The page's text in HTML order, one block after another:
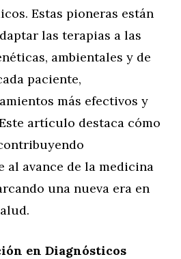
Estas pioneras están
las terapias a las
ambientales y de
paciente,
más efectivos y
artículo destaca cómo
al avance de la medicina
una nueva era en
en Diagnósticos